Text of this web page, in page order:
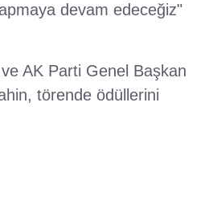
devam edeceğiz"
ve AK Parti Genel Başkan
törende ödüllerini